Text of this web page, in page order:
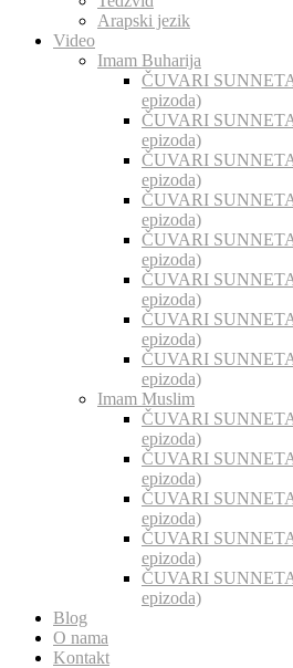
Arapski jezik
Video
Imam Buharija
ČUVARI
epizoda)
ČUVARI
epizoda)
ČUVARI
epizoda)
ČUVARI
epizoda)
ČUVARI
epizoda)
ČUVARI
epizoda)
ČUVARI
epizoda)
ČUVARI
epizoda)
Imam Muslim
ČUVARI
epizoda)
ČUVARI
epizoda)
ČUVARI
epizoda)
ČUVARI
epizoda)
ČUVARI
epizoda)
Blog
O nama
Kontakt